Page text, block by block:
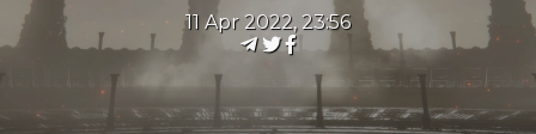
11 Apr 2022, 23:56